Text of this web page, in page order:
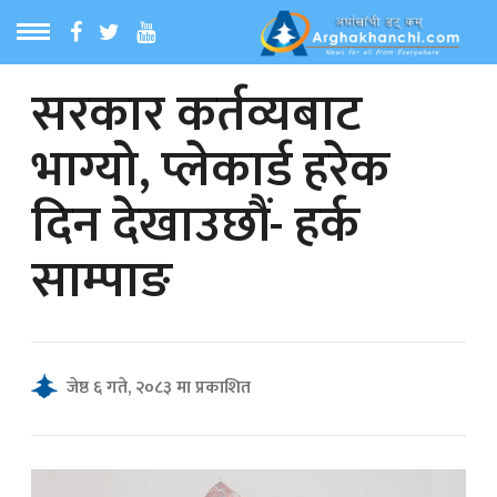
MENU
समाचार
समाचार
सरकार कर्तव्यबाट
भाग्यो, प्लेकार्ड हरेक
दिन देखाउछौं- हर्क
साम्पाङ
जेष्ठ ६ गते, २०८३ मा प्रकाशित